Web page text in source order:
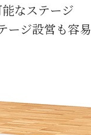
なステージ
ージ設営も容易